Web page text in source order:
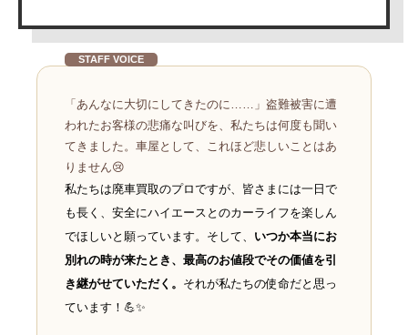
STAFF VOICE
「あんなに大切にしてきたのに……」盗難被害に遭
われたお客様の悲痛な叫びを、私たちは何度も聞い
てきました。車屋として、これほど悲しいことはあ
りません😢
私たちは廃車買取のプロですが、皆さまには一日で
も長く、安全にハイエースとのカーライフを楽しん
でほしいと願っています。そして、 いつか本当にお
別れの時が来たとき、最高のお値段でその価値を引
き継がせていただく。 それが私たちの使命だと思っ
ています！💪✨